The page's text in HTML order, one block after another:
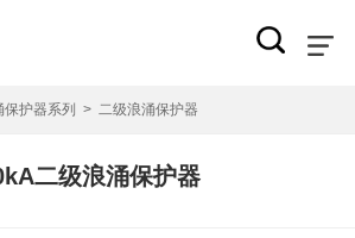
保护器系列 > 二级浪涌保护器
二级浪涌保护器